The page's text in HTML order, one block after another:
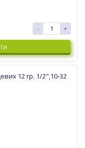
- +